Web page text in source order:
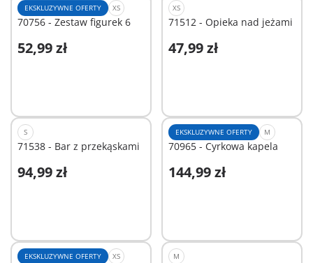
EKSKLUZYWNE OFERTY XS
70756 - Zestaw figurek 6
52,99 zł
Dodaj do koszyka
XS
71512 - Opieka nad jeżami
47,99 zł
Dodaj do koszyka
S
71538 - Bar z przekąskami
94,99 zł
Dodaj do koszyka
EKSKLUZYWNE OFERTY M
70965 - Cyrkowa kapela
144,99 zł
Dodaj do koszyka
EKSKLUZYWNE OFERTY XS M